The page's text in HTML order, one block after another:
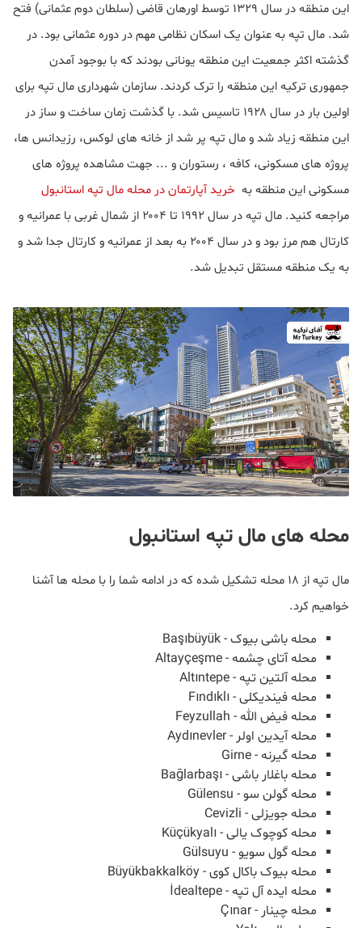
این منطقه در سال ۱۳۲۹ توسط اورهان قاضی (سلطان دوم عثمانی) فتح
شد. مال تپه به عنوان یک اسکان نظامی مهم در دوره عثمانی بود. در
گذشته اکثر جمعیت این منطقه یونانی بودند که با بوجود آمدن
جمهوری ترکیه این منطقه را ترک کردند. سازمان شهرداری مال تپه برای
اولین بار در سال ۱۹۲۸ تاسیس شد. با گذشت زمان ساخت و ساز در
این منطقه زیاد شد و مال تپه پر شد از خانه های لوکس، رزیدانس ها،
پروژه های مسکونی، کافه ، رستوران و ... جهت مشاهده پروژه های
مسکونی این منطقه به خرید آپارتمان در محله مال تپه استانبول
مراجعه کنید. مال تپه در سال ۱۹۹۲ تا ۲۰۰۴ از شمال غربی با عمرانیه و
کارتال هم مرز بود و در سال ۲۰۰۴ به بعد از عمرانیه و کارتال جدا شد و
به یک منطقه مستقل تبدیل شد.
محله های مال تپه استانبول
مال تپه از ۱۸ محله تشکیل شده که در ادامه شما را با محله ها آشنا
خواهیم کرد.
محله باشی بیوک - Başıbüyük
محله آتای چشمه - Altayçeşme
محله آلتین تپه - Altıntepe
محله فیندیکلی - Fındıklı
محله فیض الله - Feyzullah
محله آیدین اولر - Aydınevler
محله گیرنه - Girne
محله باغلار باشی - Bağlarbaşı
محله گولن سو - Gülensu
محله جویزلی - Cevizli
محله کوچوک یالی - Küçükyalı
محله گول سویو - Gülsuyu
محله بیوک باکال کوی - Büyükbakkalköy
محله ایده آل تپه - İdealtepe
محله چینار - Çınar